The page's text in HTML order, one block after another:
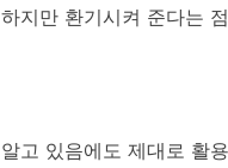
하지만 환기시켜 준다는
알고 있음에도 제대로 활